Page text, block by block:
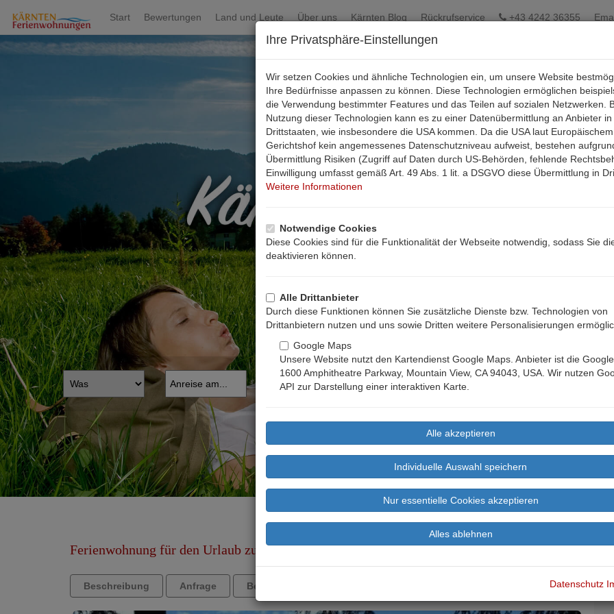
Ihre Privatsphäre-Einstellungen
Wir setzen Cookies und ähnliche Technologien ein, um unsere Website
Ihre Bedürfnisse anpassen zu können. Diese Technologien ermöglichen
die Verwendung bestimmter Features und das Teilen auf sozialen Netzwerken.
Nutzung dieser Technologien kann es zu einer Datenübermittlung an Anbieter in
Drittstaaten, wie insbesondere die USA kommen. Da die USA laut Europäischem
Gerichtshof kein angemessenes Datenschutzniveau aufweist, bestehen
Übermittlung Risiken (Zugriff auf Daten durch US-Behörden, fehlende
Einwilligung umfasst gemäß Art. 49 Abs. 1 lit. a DSGVO diese Übermittlung in
Weitere Informationen
Notwendige Cookies
Diese Cookies sind für die Funktionalität der Webseite notwendig, sodass Sie
deaktivieren können.
Alle Drittanbieter
Durch diese Funktionen können Sie zusätzliche Dienste bzw. Technologien von
Drittanbietern nutzen und uns sowie Dritten weitere Personalisierungen
Google Maps
Unsere Website nutzt den Kartendienst Google Maps. Anbieter ist die Google
1600 Amphitheatre Parkway, Mountain View, CA 94043, USA. Wir nutzen
API zur Darstellung einer interaktiven Karte.
Datenschutz
Start Bewertungen Land und Leute Über uns Kärnten Blog Rückrufservice +43 4242 36355
Ferienwohnung für den Urlaub zu Viert - Stall im Mölltal
Beschreibung Anfrage Bewertungen